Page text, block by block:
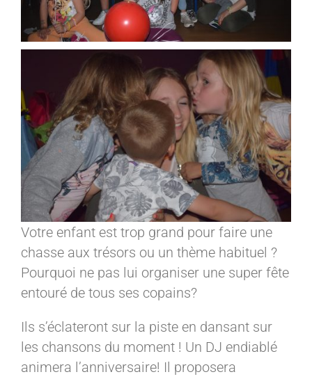
Votre enfant est trop grand pour faire une
chasse aux trésors ou un thème habituel ?
Pourquoi ne pas lui organiser une super fête
entouré de tous ses copains?
Ils s’éclateront sur la piste en dansant sur
les chansons du moment ! Un DJ endiablé
animera l’anniversaire! Il proposera